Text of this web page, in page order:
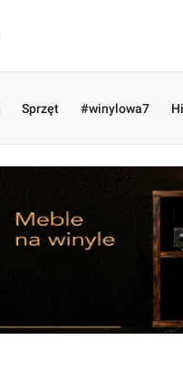
Sprzęt #winylowa7